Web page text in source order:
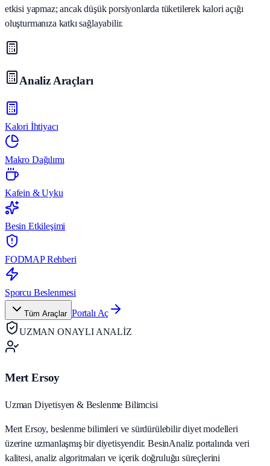
etkisi yapmaz; ancak düşük porsiyonlarda tüketilerek kalori açığı
oluşturmanıza katkı sağlayabilir.
Analiz Araçları
Kalori İhtiyacı
Makro Dağılımı
Kafein & Uyku
Besin Etkileşimi
FODMAP Rehberi
Sporcu Beslenmesi
Tüm Araçlar Portalı Aç
UZMAN ONAYLI ANALİZ
Mert Ersoy
Uzman Diyetisyen & Beslenme Bilimcisi
Mert Ersoy, beslenme bilimleri ve sürdürülebilir diyet modelleri
üzerine uzmanlaşmış bir diyetisyendir. BesinAnaliz portalında veri
kalitesi, analiz algoritmaları ve içerik doğruluğu süreçlerini